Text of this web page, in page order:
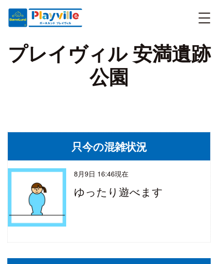
プレイヴィル 安満遺跡
公園
只今の混雑状況
8月9日 16:46現在
ゆったり遊べます